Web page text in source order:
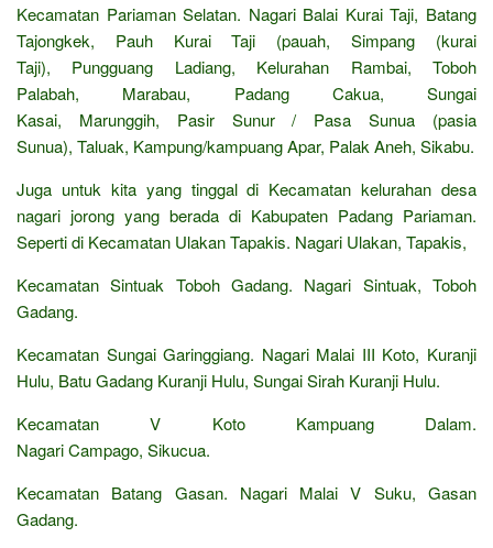
Kecamatan Pariaman Selatan. Nagari Balai Kurai Taji, Batang
Tajongkek, Pauh Kurai Taji (pauah, Simpang (kurai
Taji), Pungguang Ladiang, Kelurahan Rambai, Toboh
Palabah, Marabau, Padang Cakua, Sungai
Kasai, Marunggih, Pasir Sunur / Pasa Sunua (pasia
Sunua), Taluak, Kampung/kampuang Apar, Palak Aneh, Sikabu.
Juga untuk kita yang tinggal di Kecamatan kelurahan desa
nagari jorong yang berada di Kabupaten Padang Pariaman.
Seperti di Kecamatan Ulakan Tapakis. Nagari Ulakan, Tapakis,
Kecamatan Sintuak Toboh Gadang. Nagari Sintuak, Toboh
Gadang.
Kecamatan Sungai Garinggiang. Nagari Malai III Koto, Kuranji
Hulu, Batu Gadang Kuranji Hulu, Sungai Sirah Kuranji Hulu.
Kecamatan V Koto Kampuang Dalam.
Nagari Campago, Sikucua.
Kecamatan Batang Gasan. Nagari Malai V Suku, Gasan
Gadang.